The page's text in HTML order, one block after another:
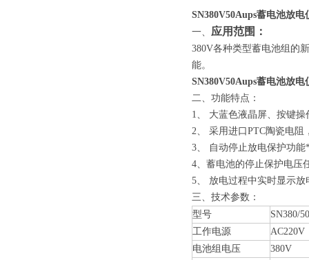
SN380V50Aups蓄电池放电
一、 应用范围：
380V各种类型蓄电池组的
能。
SN380V50Aups蓄电池放电
二、功能特点：
1、 大蓝色液晶屏、按键
2、 采用进口PTC陶瓷电阻
3、 自动停止放电保护功
4、蓄电池的停止保护电压
5、 放电过程中实时显示
三、技术参数：
型号
SN380/50
工作电源
AC220V
电池组电压
380V